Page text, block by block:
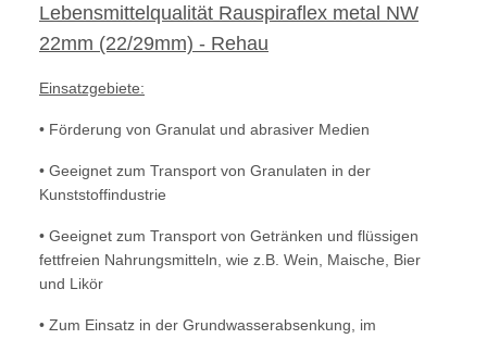
Lebensmittelqualität Rauspiraflex metal NW
22mm (22/29mm) - Rehau
Einsatzgebiete:
• Förderung von Granulat und abrasiver Medien
• Geeignet zum Transport von Granulaten in der
Kunststoffindustrie
• Geeignet zum Transport von Getränken und flüssigen
fettfreien Nahrungsmitteln, wie z.B. Wein, Maische, Bier
und Likör
• Zum Einsatz in der Grundwasserabsenkung, im